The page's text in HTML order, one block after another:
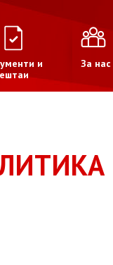
и
За нас